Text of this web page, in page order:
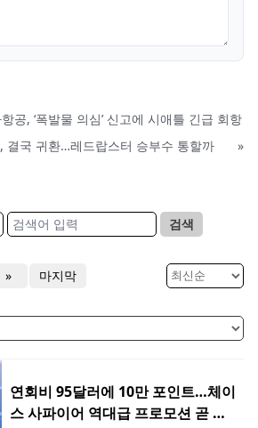
공, ‘폭발물 의심’ 신고에 시애틀 긴급 회항
, 결국 귀환…레드랍스터 승부수 통할까
»
검색
» 마지막
연회비 95달러에 10만 포인트…체이
스 사파이어 역대급 프로모션 곧 종